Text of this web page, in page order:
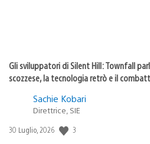
Gli sviluppatori di Silent Hill: Townfall
scozzese, la tecnologia retrò e il
Sachie Kobari
Direttrice, SIE
Data
30 Luglio, 2026 3